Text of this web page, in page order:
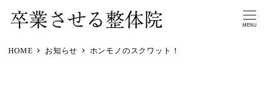
MENU
HOME お知らせ ホンモノのスクワット！